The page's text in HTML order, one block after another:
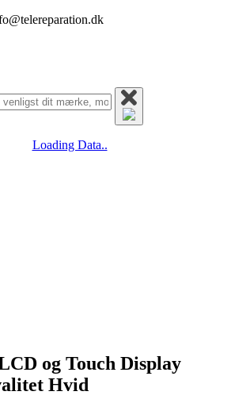
Loading Data..
og Touch Display
Hvid